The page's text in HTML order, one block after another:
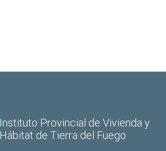
Instituto Provincial de Vivienda y
Hábitat de Tierra del Fuego